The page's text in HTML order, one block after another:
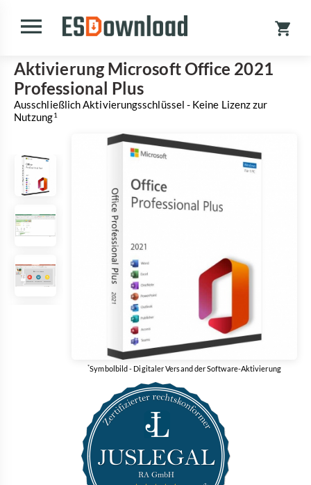
Aktivierung Microsoft Office 2021
Professional Plus
Ausschließlich Aktivierungsschlüssel - Keine Lizenz zur
Nutzung1
*Symbolbild - Digitaler Versand der Software-Aktivierung